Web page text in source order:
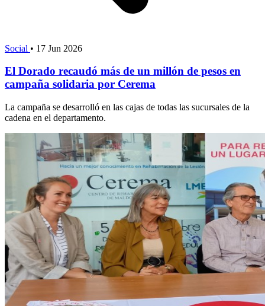
Social • 17 Jun 2026
El Dorado recaudó más de un millón de pesos en
campaña solidaria por Cerema
La campaña se desarrolló en las cajas de todas las sucursales de la
cadena en el departamento.